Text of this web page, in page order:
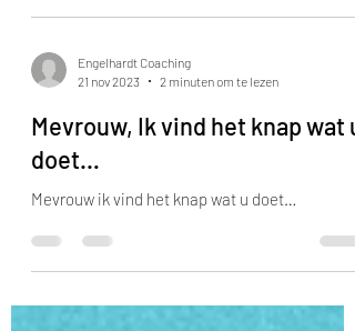
Waarom altijd zo moeilijk?
Engelhardt Coaching
21 nov 2023
Mevrouw, Ik vind het knap wat u
doet…
Mevrouw ik vind het knap wat u doet…